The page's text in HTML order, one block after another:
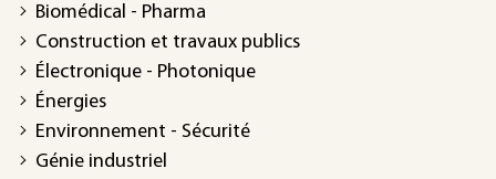
Biomédical - Pharma
Construction et travaux publics
Électronique - Photonique
Énergies
Environnement - Sécurité
Génie industriel